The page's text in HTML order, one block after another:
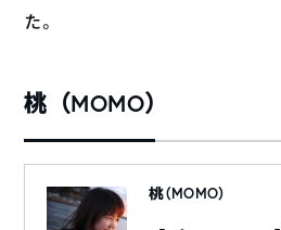
た。
桃（MOMO）
桃（MOMO）